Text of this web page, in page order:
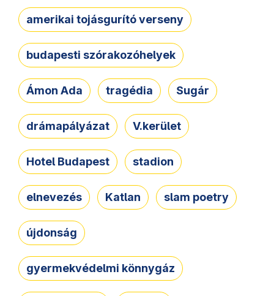
amerikai tojásgurító verseny
budapesti szórakozóhelyek
Ámon Ada tragédia Sugár
drámapályázat V.kerület
Hotel Budapest stadion
elnevezés Katlan slam poetry
újdonság
gyermekvédelmi könnygáz